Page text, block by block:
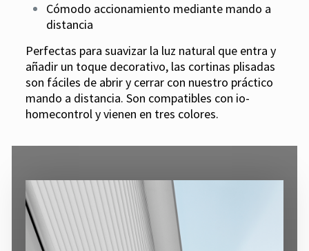
Cómodo accionamiento mediante mando a
distancia
Perfectas para suavizar la luz natural que entra y
añadir un toque decorativo, las cortinas plisadas
son fáciles de abrir y cerrar con nuestro práctico
mando a distancia. Son compatibles con io-
homecontrol y vienen en tres colores.